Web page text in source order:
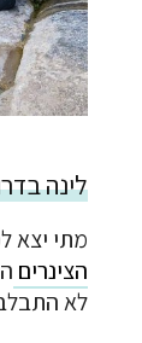
לינה
מתי יצא
הצינרים
לא